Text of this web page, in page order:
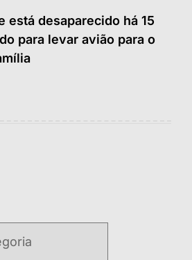
está desaparecido há 15
para levar avião para o